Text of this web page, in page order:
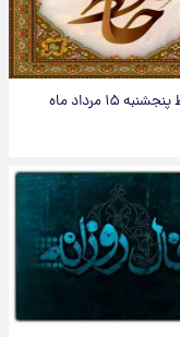
فال حافظ پنجشنبه ۱۵ مرداد ماه